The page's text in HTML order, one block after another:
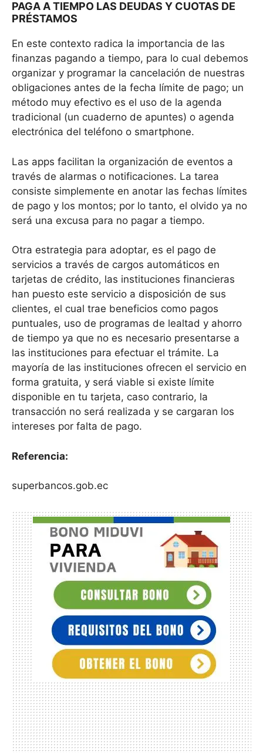
PAGA A TIEMPO LAS DEUDAS Y CUOTAS DE
PRÉSTAMOS
En este contexto radica la importancia de las
finanzas pagando a tiempo, para lo cual debemos
organizar y programar la cancelación de nuestras
obligaciones antes de la fecha límite de pago; un
método muy efectivo es el uso de la agenda
tradicional (un cuaderno de apuntes) o agenda
electrónica del teléfono o smartphone.
Las apps facilitan la organización de eventos a
través de alarmas o notificaciones. La tarea
consiste simplemente en anotar las fechas límites
de pago y los montos; por lo tanto, el olvido ya no
será una excusa para no pagar a tiempo.
Otra estrategia para adoptar, es el pago de
servicios a través de cargos automáticos en
tarjetas de crédito, las instituciones financieras
han puesto este servicio a disposición de sus
clientes, el cual trae beneficios como pagos
puntuales, uso de programas de lealtad y ahorro
de tiempo ya que no es necesario presentarse a
las instituciones para efectuar el trámite. La
mayoría de las instituciones ofrecen el servicio en
forma gratuita, y será viable si existe límite
disponible en tu tarjeta, caso contrario, la
transacción no será realizada y se cargaran los
intereses por falta de pago.
Referencia:
superbancos.gob.ec